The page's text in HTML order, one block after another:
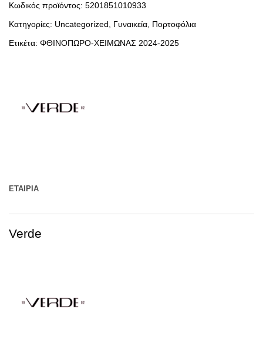
Κωδικός προϊόντος: 5201851010933
Κατηγορίες: Uncategorized Γυναικεία Πορτοφόλια
Ετικέτα: ΦΘΙΝΟΠΩΡΟ-ΧΕΙΜΩΝΑΣ 2024-2025
ΕΤΑΙΡΊΑ
Verde